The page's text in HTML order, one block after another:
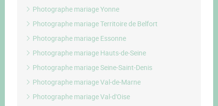
Photographe mariage Yonne
Photographe mariage Territoire de Belfort
Photographe mariage Essonne
Photographe mariage Hauts-de-Seine
Photographe mariage Seine-Saint-Denis
Photographe mariage Val-de-Marne
Photographe mariage Val-d'Oise